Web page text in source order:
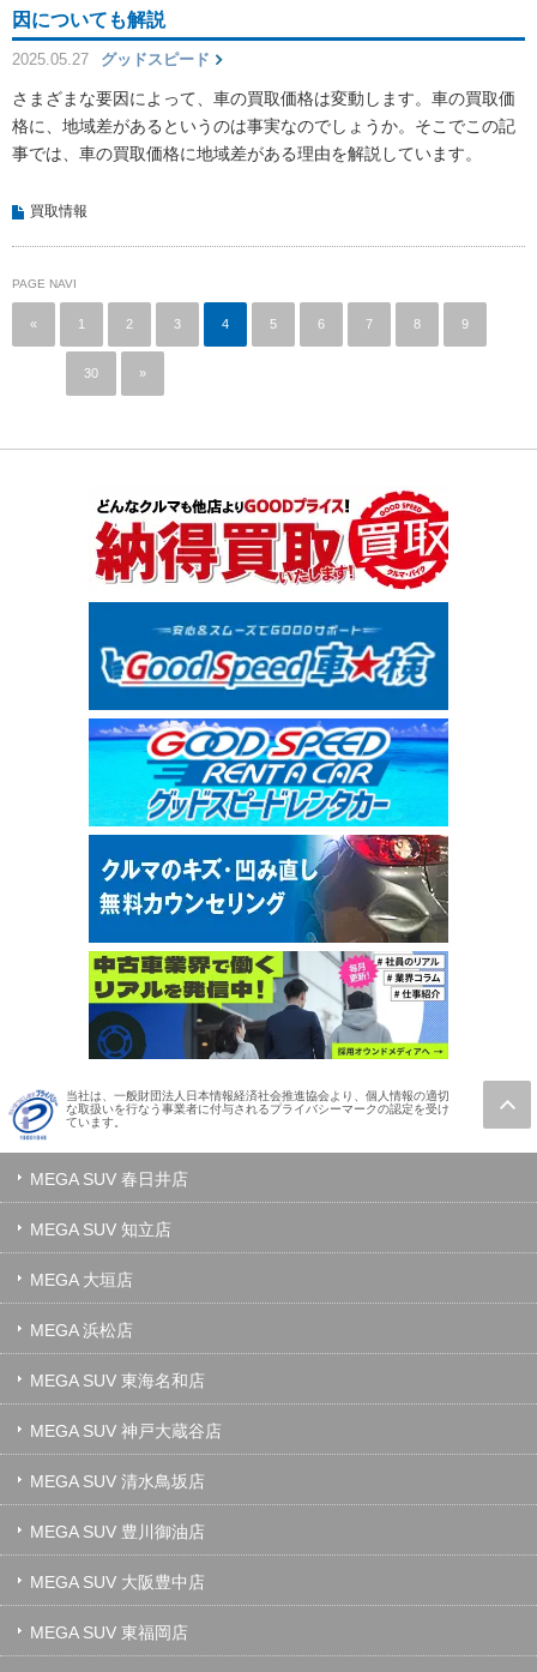
因についても解説
2025.05.27 グッドスピード
さまざまな要因によって、車の買取価格は変動します。車の買取価
格に、地域差があるというのは事実なのでしょうか。そこでこの記
事では、車の買取価格に地域差がある理由を解説しています。
買取情報
PAGE NAVI
« 1 2 3 4 5 6 7 8 9
30 »
当社は、一般財団法人日本情報経済社会推進協会より、個人情報の適切
な取扱いを行なう事業者に付与されるプライバシーマークの認定を受け
ています。
MEGA SUV 春日井店
MEGA SUV 知立店
MEGA 大垣店
MEGA 浜松店
MEGA SUV 東海名和店
MEGA SUV 神戸大蔵谷店
MEGA SUV 清水鳥坂店
MEGA SUV 豊川御油店
MEGA SUV 大阪豊中店
MEGA SUV 東福岡店